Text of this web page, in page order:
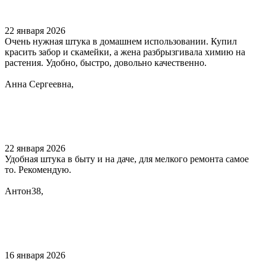
22 января 2026
Очень нужная штука в домашнем использовании. Купил
красить забор и скамейки, а жена разбрызгивала химию на
растения. Удобно, быстро, довольно качественно.
Анна Сергеевна,
22 января 2026
Удобная штука в быту и на даче, для мелкого ремонта самое
то. Рекомендую.
Антон38,
16 января 2026